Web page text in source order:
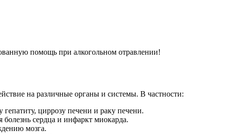
помощь при алкогольном отравлении!
на различные органы и системы. В частности:
гепатиту, циррозу печени и раку печени.
болезнь сердца и инфаркт миокарда.
мозга.